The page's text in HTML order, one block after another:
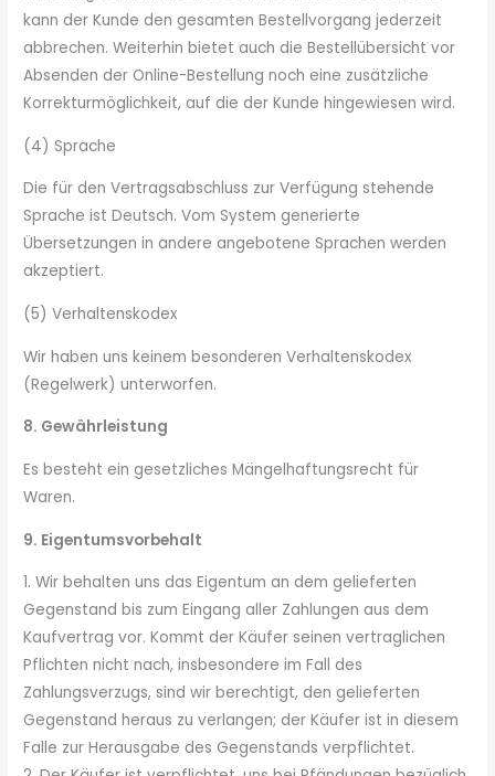
kann der Kunde den gesamten Bestellvorgang jederzeit
abbrechen. Weiterhin bietet auch die Bestellübersicht vor
Absenden der Online-Bestellung noch eine zusätzliche
Korrekturmöglichkeit, auf die der Kunde hingewiesen wird.
(4) Sprache
Die für den Vertragsabschluss zur Verfügung stehende
Sprache ist Deutsch. Vom System generierte
Übersetzungen in andere angebotene Sprachen werden
akzeptiert.
(5) Verhaltenskodex
Wir haben uns keinem besonderen Verhaltenskodex
(Regelwerk) unterworfen.
8. Gewährleistung
Es besteht ein gesetzliches Mängelhaftungsrecht für
Waren.
9. Eigentumsvorbehalt
1. Wir behalten uns das Eigentum an dem gelieferten
Gegenstand bis zum Eingang aller Zahlungen aus dem
Kaufvertrag vor. Kommt der Käufer seinen vertraglichen
Pflichten nicht nach, insbesondere im Fall des
Zahlungsverzugs, sind wir berechtigt, den gelieferten
Gegenstand heraus zu verlangen; der Käufer ist in diesem
Falle zur Herausgabe des Gegenstands verpflichtet.